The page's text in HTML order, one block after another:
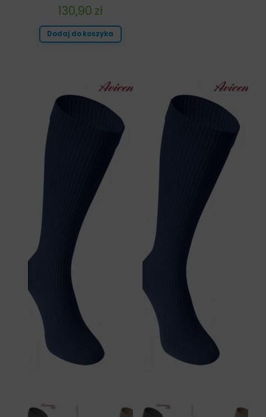
130,90 zł
Dodaj do koszyka